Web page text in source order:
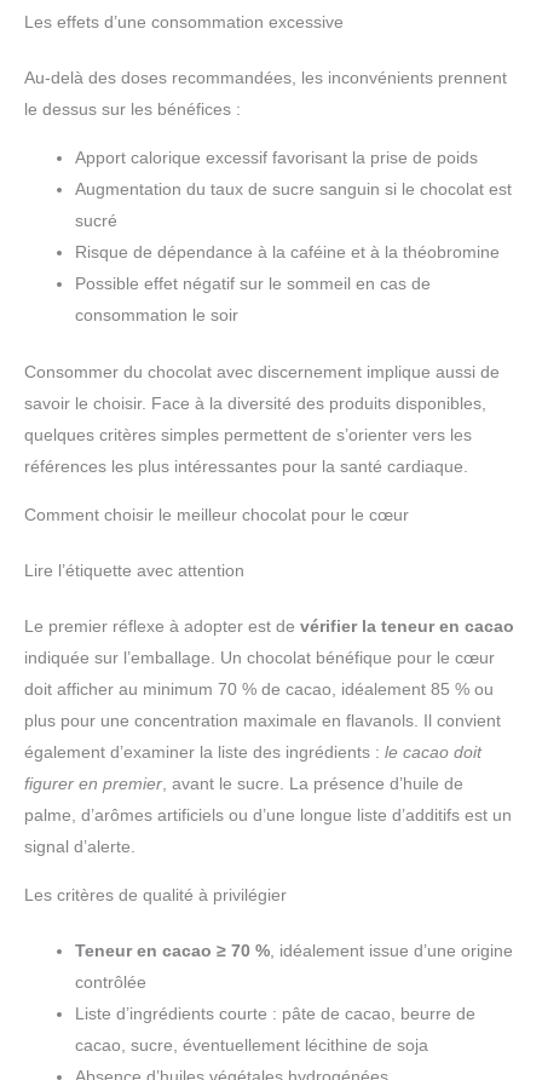
Les effets d’une consommation excessive
Au-delà des doses recommandées, les inconvénients prennent
le dessus sur les bénéfices :
Apport calorique excessif favorisant la prise de poids
Augmentation du taux de sucre sanguin si le chocolat est
sucré
Risque de dépendance à la caféine et à la théobromine
Possible effet négatif sur le sommeil en cas de
consommation le soir
Consommer du chocolat avec discernement implique aussi de
savoir le choisir. Face à la diversité des produits disponibles,
quelques critères simples permettent de s’orienter vers les
références les plus intéressantes pour la santé cardiaque.
Comment choisir le meilleur chocolat pour le cœur
Lire l’étiquette avec attention
Le premier réflexe à adopter est de vérifier la teneur en cacao
indiquée sur l’emballage. Un chocolat bénéfique pour le cœur
doit afficher au minimum 70 % de cacao, idéalement 85 % ou
plus pour une concentration maximale en flavanols. Il convient
également d’examiner la liste des ingrédients : le cacao doit
figurer en premier , avant le sucre. La présence d’huile de
palme, d’arômes artificiels ou d’une longue liste d’additifs est un
signal d’alerte.
Les critères de qualité à privilégier
Teneur en cacao ≥ 70 % , idéalement issue d’une origine
contrôlée
Liste d’ingrédients courte : pâte de cacao, beurre de
cacao, sucre, éventuellement lécithine de soja